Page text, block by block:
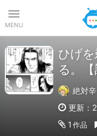
MENU
ひげ
る。【
絶対
更新：
1 作品